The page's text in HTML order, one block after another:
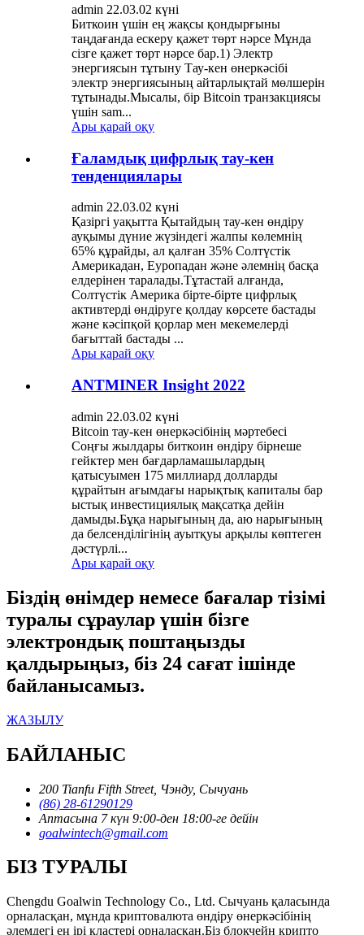
admin 22.03.02 күні
Биткоин үшін ең жақсы қондырғыны
таңдағанда ескеру қажет төрт нәрсе Мұнда
сізге қажет төрт нәрсе бар.1) Электр
энергиясын тұтыну Тау-кен өнеркәсібі
электр энергиясының айтарлықтай мөлшерін
тұтынады.Мысалы, бір Bitcoin транзакциясы
үшін sam...
Ары қарай оқу
Ғаламдық цифрлық тау-кен
тенденциялары
admin 22.03.02 күні
Қазіргі уақытта Қытайдың тау-кен өндіру
ауқымы дүние жүзіндегі жалпы көлемнің
65% құрайды, ал қалған 35% Солтүстік
Америкадан, Еуропадан және әлемнің басқа
елдерінен таралады.Тұтастай алғанда,
Солтүстік Америка бірте-бірте цифрлық
активтерді өндіруге қолдау көрсете бастады
және кәсіпқой қорлар мен мекемелерді
бағыттай бастады ...
Ары қарай оқу
ANTMINER Insight 2022
admin 22.03.02 күні
Bitcoin тау-кен өнеркәсібінің мәртебесі
Соңғы жылдары биткоин өндіру бірнеше
гейктер мен бағдарламашылардың
қатысуымен 175 миллиард долларды
құрайтын ағымдағы нарықтық капиталы бар
ыстық инвестициялық мақсатқа дейін
дамыды.Бұқа нарығының да, аю нарығының
да белсенділігінің ауытқуы арқылы көптеген
дәстүрлі...
Ары қарай оқу
Біздің өнімдер немесе бағалар тізімі
туралы сұраулар үшін бізге
электрондық поштаңызды
қалдырыңыз, біз 24 сағат ішінде
байланысамыз.
ЖАЗЫЛУ
БАЙЛАНЫС
200 Tianfu Fifth Street, Чэнду, Сычуань
(86) 28-61290129
Аптасына 7 күн 9:00-ден 18:00-ге дейін
goalwintech@gmail.com
БІЗ ТУРАЛЫ
Chengdu Goalwin Technology Co., Ltd. Сычуань қаласында
орналасқан, мұнда криптовалюта өндіру өнеркәсібінің
әлемдегі ең ірі кластері орналасқан.Біз блокчейн крипто